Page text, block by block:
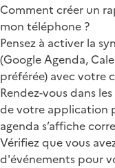
Comment créer un
mon téléphone ?
Pensez à activer la
(Google Agenda,
préférée) avec votre
Rendez-vous dans
de votre application
agenda s’affiche
Vérifiez que vous
d'événements pour